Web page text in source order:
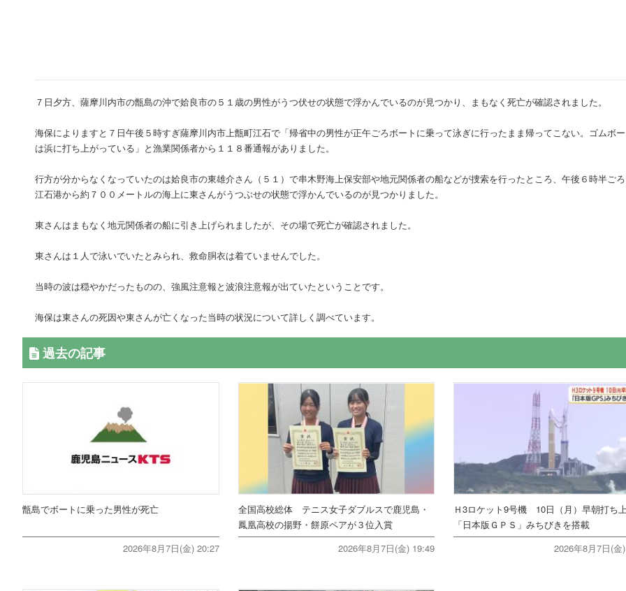
７日夕方、薩摩川内市の甑島の沖で姶良市の５１歳の男性がうつ伏せの状態で浮かんでいるのが見つかり、まもなく死亡が確認されました。
海保によりますと７日午後５時すぎ薩摩川内市上甑町江石で「帰省中の男性が正午ごろボートに乗って泳ぎに行ったまま帰ってこない。ゴムボ
は浜に打ち上がっている」と漁業関係者から１１８番通報がありました。
行方が分からなくなっていたのは姶良市の東雄介さん（５１）で串木野海上保安部や地元関係者の船などが捜索を行ったところ、午後６時半ご
江石港から約７００メートルの海上に東さんがうつぶせの状態で浮かんでいるのが見つかりました。
東さんはまもなく地元関係者の船に引き上げられましたが、その場で死亡が確認されました。
東さんは１人で泳いでいたとみられ、救命胴衣は着ていませんでした。
当時の波は穏やかだったものの、強風注意報と波浪注意報が出ていたということです。
海保は東さんの死因や東さんが亡くなった当時の状況について詳しく調べています。
過去の記事
甑島でボートに乗った男性が死亡
2026年8月7日(金) 20:27
全国高校総体 テニス女子ダブルスで鹿児島・
鳳凰高校の揚野・餅原ペアが３位入賞
2026年8月7日(金) 19:49
Ｈ3ロケット9号機 10日（月）早朝打
「日本版ＧＰＳ」みちびきを搭載
2026年8月7日(金